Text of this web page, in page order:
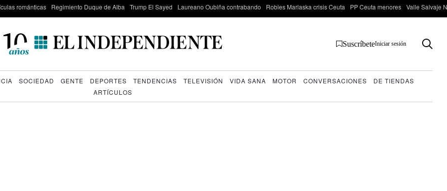
románticas Regimiento Duque de Alba Trump El Sayed Laureano Oubiña contrabando Robles Marlaska crisis Ceuta PP Ceuta menores Valle Salvaje
SuscríbeteIniciar sesión
SOCIEDAD GENTE DEPORTES TENDENCIAS TELEVISIÓN VIDA SANA MOTOR CONVERSACIONES
DE TIENDAS
ARTÍCULOS